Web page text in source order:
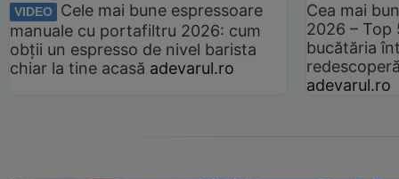
VIDEO
Cele mai bune espressoare
manuale cu portafiltru 2026: cum
obții un espresso de nivel barista
chiar la tine acasă adevarul.ro
Cea mai
2026 –
bucătăria
adevarul.ro